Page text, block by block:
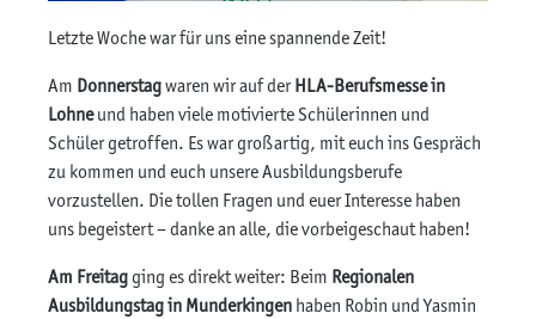
Letzte Woche war für uns eine spannende Zeit!
Am Donnerstag waren wir auf der HLA-Berufsmesse in
Lohneund haben viele motivierte Schülerinnen und
Schüler getroffen. Es war großartig, mit euch ins Gespräch
zu kommen und euch unsere Ausbildungsberufe
vorzustellen. Die tollen Fragen und euer Interesse haben
uns begeistert – danke an alle, die vorbeigeschaut haben!
Am Freitag ging es direkt weiter: Beim Regionalen
Ausbildungstag in Munderkingen haben Robin und Yasmin